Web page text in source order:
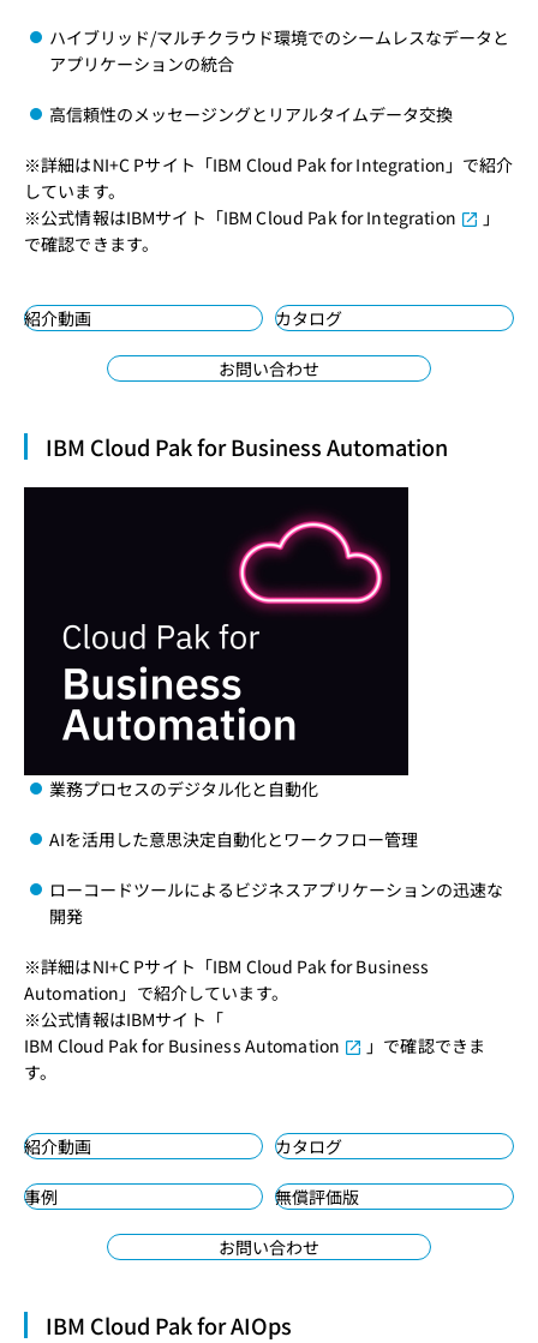
ハイブリッド/マルチクラウド環境でのシームレスなデータと
アプリケーションの統合
高信頼性のメッセージングとリアルタイムデータ交換
※詳細はNI+C Pサイト「IBM Cloud Pak for Integration 」で紹介
しています。
※公式情報はIBMサイト「IBM Cloud Pak for Integration
」
で確認できます。
紹介動画 カタログ
お問い合わせ
IBM Cloud Pak for Business Automation
業務プロセスのデジタル化と自動化
AIを活用した意思決定自動化とワークフロー管理
ローコードツールによるビジネスアプリケーションの迅速な
開発
※詳細はNI+C Pサイト「IBM Cloud Pak for Business
Automation 」で紹介しています。
※公式情報はIBMサイト「
IBM Cloud Pak for Business Automation
」で確認できま
す。
紹介動画 カタログ
事例 無償評価版
お問い合わせ
IBM Cloud Pak for AIOps